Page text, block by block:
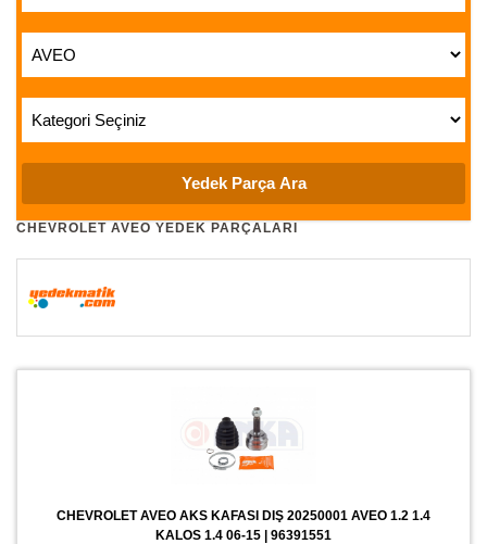
CHEVROLET AVEO YEDEK PARÇALARI
CHEVROLET AVEO AKS KAFASI DIŞ 20250001 AVEO 1.2 1.4
KALOS 1.4 06-15 | 96391551